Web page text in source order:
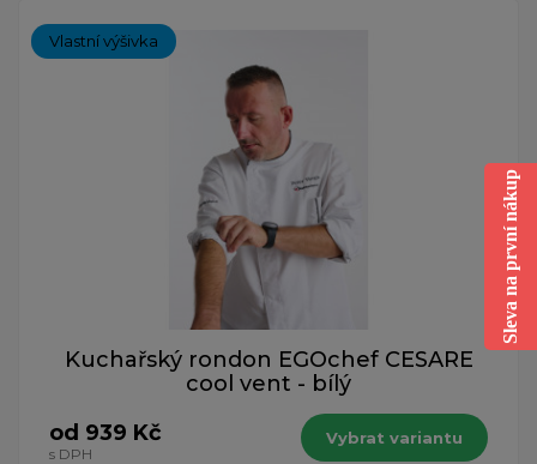
Vlastní výšivka
Kuchařský rondon EGOchef CESARE
cool vent - bílý
od 939 Kč
s DPH
Vybrat variantu
Sleva na první nákup